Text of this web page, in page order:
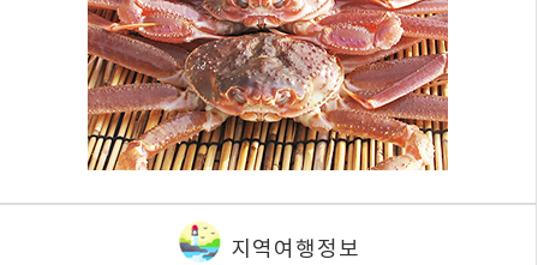
지역여행정보